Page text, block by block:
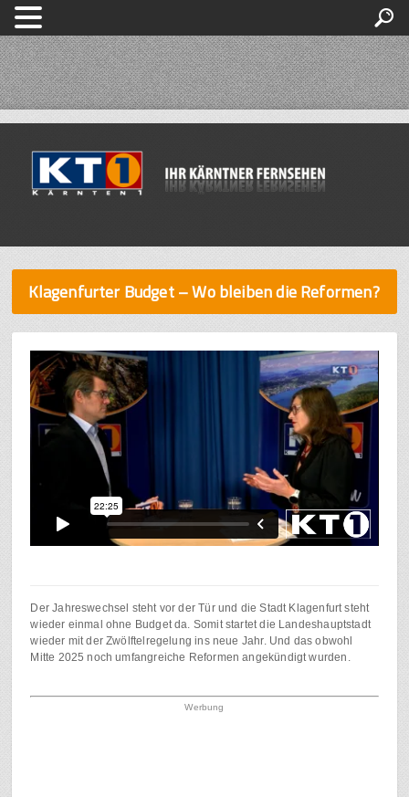
Klagenfurter Budget – Wo bleiben die Reformen?
Der Jahreswechsel steht vor der Tür und die Stadt Klagenfurt steht
wieder einmal ohne Budget da. Somit startet die Landeshauptstadt
wieder mit der Zwölftelregelung ins neue Jahr. Und das obwohl
Mitte 2025 noch umfangreiche Reformen angekündigt wurden.
Werbung